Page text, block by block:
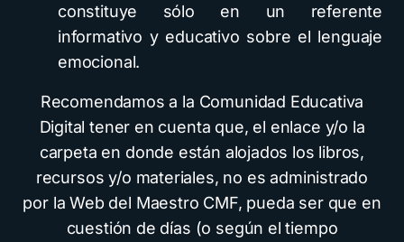
constituye sólo en un referente
informativo y educativo sobre el lenguaje
emocional.
Recomendamos a la Comunidad Educativa
Digital tener en cuenta que, el enlace y/o la
carpeta en donde están alojados los libros,
recursos y/o materiales, no es administrado
por la Web del Maestro CMF, pueda ser que en
cuestión de días (o según el tiempo